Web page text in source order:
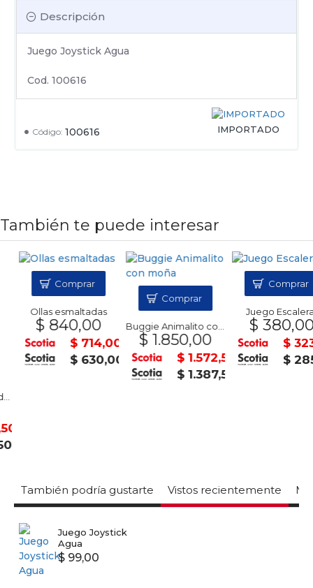
Código: 100616 IMPORTADO
Descripción
Juego Joystick Agua
Cod. 100616
También te puede interesar
Ollas esmaltadas
$ 840,00
$ 714,00
$ 630,00
Comprar
Buggie Animalito con moña
$ 1.850,00
$ 1.572,50
$ 1.387,50
Comprar
Juego Escaleras
$ 380,00
$
$
Comprar
También podría gustarte Vistos recientemente
Juego Joystick
Agua
$ 99,00